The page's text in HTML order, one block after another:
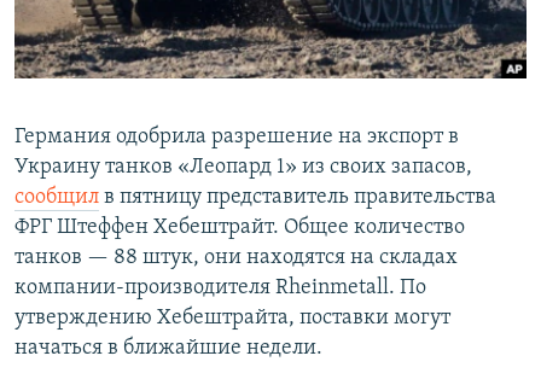
Германия одобрила разрешение на экспорт в
Украину танков «Леопард 1» из своих запасов,
сообщил в пятницу представитель правительства
ФРГ Штеффен Хебештрайт. Общее количество
танков — 88 штук, они находятся на складах
компании-производителя Rheinmetall. По
утверждению Хебештрайта, поставки могут
начаться в ближайшие недели.